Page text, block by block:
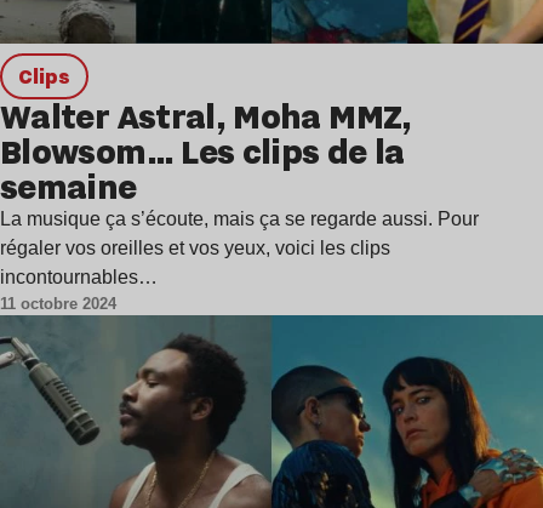
clips
Walter Astral, Moha MMZ,
Blowsom… Les clips de la
semaine
La musique ça s’écoute, mais ça se regarde aussi. Pour
régaler vos oreilles et vos yeux, voici les clips
incontournables…
11 octobre 2024